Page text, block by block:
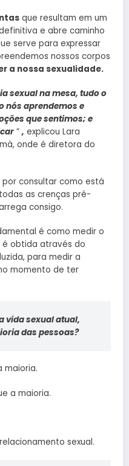
que resultam em um
e abre caminho
serve para expressar
nossos corpos
a nossa sexualidade.
sexual na mesa, tudo o
nós aprendemos e
que sentimos; e
” , explicou Lara
onde é diretora do
consultar como está
as crenças pré-
consigo.
é como medir o
é obtida através do
para medir a
momento de ter
vida sexual atual,
das pessoas?
maioria.
a maioria.
sexual.